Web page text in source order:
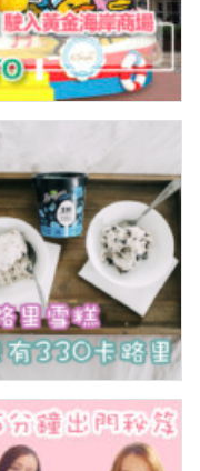
場 – 一齊出海啦YO
只有330卡路里